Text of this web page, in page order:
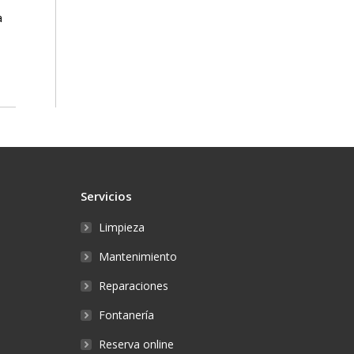
Servicios
Limpieza
Mantenimiento
Reparaciones
Fontanería
Reserva online